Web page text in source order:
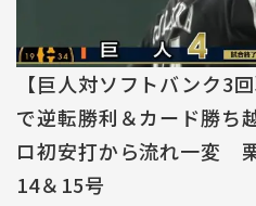
【巨人対ソフトバンク3
で逆転勝利＆カード勝
ロ初安打から流れ一変
14＆15号